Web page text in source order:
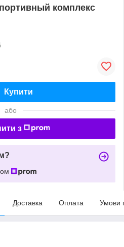
комплекс
Купити
або
з
Доставка Оплата Умови